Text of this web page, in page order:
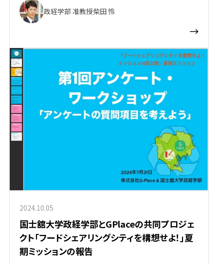
政経学部 准教授柴田 怜
2024.10.05
国士舘大学政経学部とGPlaceの共同プロジェ
クト「フードシェアリングシティを構想せよ！」夏
期ミッションの報告